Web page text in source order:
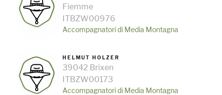
Fiemme
ITBZW00976
Accompagnatori di Media Montagna
HELMUT HOLZER
39042 Brixen
ITBZW00173
Accompagnatori di Media Montagna